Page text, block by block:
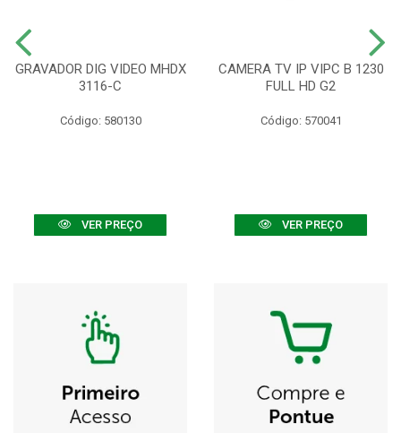
GRAVADOR DIG VIDEO MHDX
3116-C
Código: 580130
VER PREÇO
CAMERA TV IP VIPC B 1230
FULL HD G2
Código: 570041
VER PREÇO